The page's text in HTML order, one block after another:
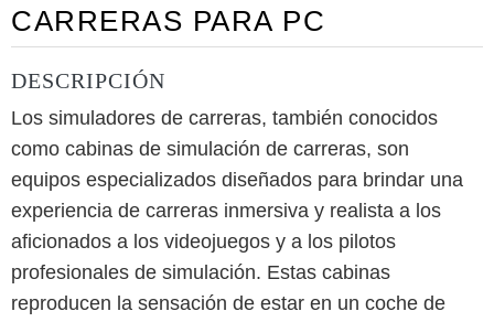
CARRERAS PARA PC
DESCRIPCIÓN
Los simuladores de carreras, también conocidos
como cabinas de simulación de carreras, son
equipos especializados diseñados para brindar una
experiencia de carreras inmersiva y realista a los
aficionados a los videojuegos y a los pilotos
profesionales de simulación. Estas cabinas
reproducen la sensación de estar en un coche de